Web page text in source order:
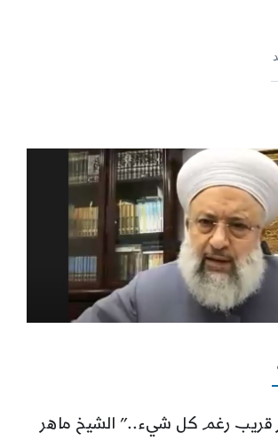
قريب رغم كل شيء..” الشيخ ماهر